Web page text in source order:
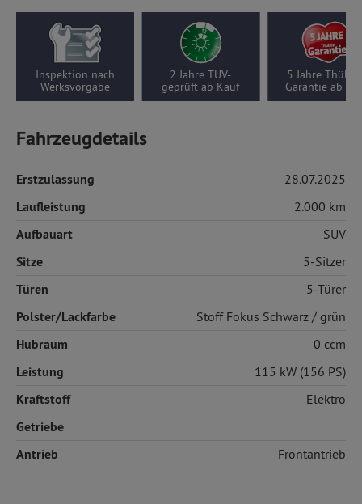
2 Jahre TÜV-
geprüft ab Kauf
5 Jahre Thüllen-
Garantie ab Kauf
Wenigfahrer-Auto,
2000 km pro Jahr
Fahrzeugdetails
Erstzulassung 28.07.2025
Laufleistung 2.000 km
Aufbauart SUV
Sitze 5-Sitzer
Türen 5-Türer
Polster/Lackfarbe StoffFokus Schwarz / grün
Hubraum 0 ccm
Leistung 115 kW (156 PS)
Kraftstoff Elektro
Getriebe
Antrieb
Frontantrieb